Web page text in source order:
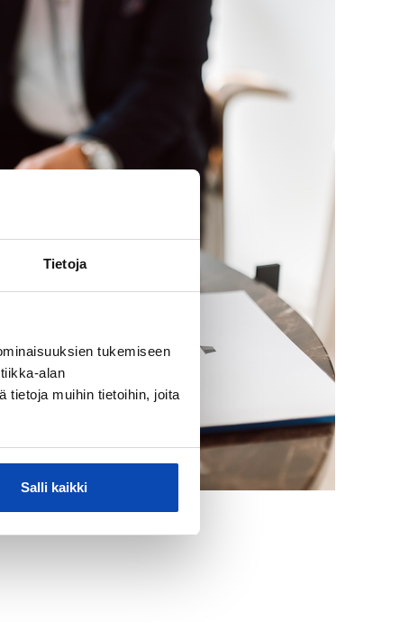
Tietoja
tukemiseen
alan
tietoja muihin tietoihin, joita
Salli kaikki